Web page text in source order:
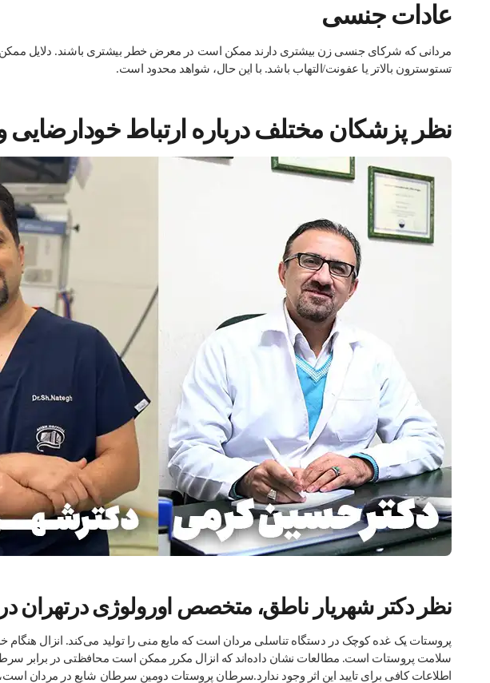
عادات جنسی
مردانی که شرکای جنسی زن بیشتری دارند ممکن است در معرض خطر بیشتری باشند. دلایل
تستوسترون بالاتر یا عفونت/التهاب باشد. با این حال، شواهد محدود است.
نظر پزشکان مختلف درباره ارتباط خودارضایی
نظر دکتر شهریار ناطق، متخصص اورولوژی درتهران
پروستات یک غده کوچک در دستگاه تناسلی مردان است که مایع منی را تولید می‌کند. انزال هنگام
سلامت پروستات است. مطالعات نشان داده‌اند که انزال مکرر ممکن است محافظتی در برابر سرطان
اطلاعات کافی برای تایید این اثر وجود ندارد.سرطان پروستات دومین سرطان شایع در مردان